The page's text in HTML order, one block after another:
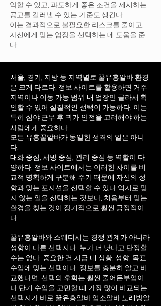
악할 수 있고, 과도하게 좋은 조건을 제시하는
공고를 걸러낼 수 있는 기준도 생긴다.
이는 결과적으로 불필요한 리스크를 줄이고,
자신에게 맞는 업장을 선택하는 데 도움을 준
다.
서울, 경기, 지방 등 지역별로 꿀유흥알바 환경
은 크게 다르다. 정보 사이트를 활용하면 거주
지역이나 이동 가능 범위 내 업장만 골라서 확
인할 수 있어 실질적인 선택이 가능하다. 이는
특히 심야 근무 후 귀가 안전을 고려해야 하는
사람에게 중요하다.
모든 유흥꿀알바가 동일한 성격의 일은 아니
다.
대화 중심, 서빙 중심, 관리 중심 등 역할이 다
양하다. 정보 사이트에서는 이러한 차이를 비
교적 명확하게 구분해 주기 때문에 자신의 성
향과 맞는 포지션을 선택할 수 있다. 억지로 맞
지 않는 일을 선택하는 것보다, 처음부터 맞는
환경을 찾는 것이 장기적으로 훨씬 긍정적이
다.
꿀유흥알바와 스웨디시는 경쟁 관계가 아니라
성향이 다른 선택지다. 누가 더 낫다고 단정할
수는 없다. 중요한 건 지금 내 상황, 성향, 목표
수입에 맞는 선택이다. 정보를 충분히 알고 비
교했다면, 선택의 후회는 훨씬 줄어든부업이
나 단기 수입을 고민할 때 가장 많이 비교되는
선택지가 바로 꿀유흥알바 업소알바 노래방알